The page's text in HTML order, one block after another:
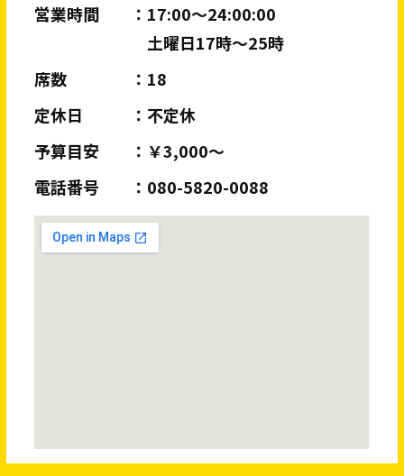
営業時間
17:00〜24:00:00
土曜日17時〜25時
席数
18
定休日
不定休
予算目安
￥3,000～
電話番号
080-5820-0088